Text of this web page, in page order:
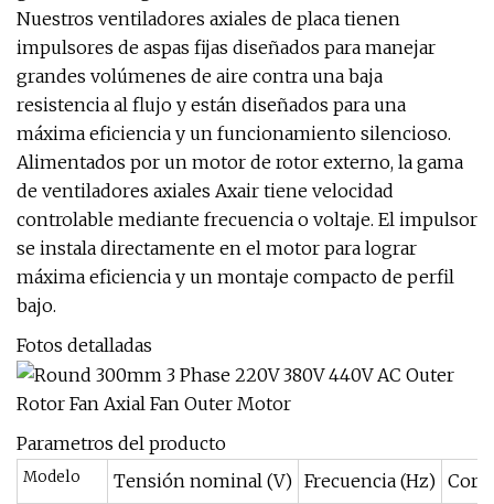
Nuestros ventiladores axiales de placa tienen
impulsores de aspas fijas diseñados para manejar
grandes volúmenes de aire contra una baja
resistencia al flujo y están diseñados para una
máxima eficiencia y un funcionamiento silencioso.
Alimentados por un motor de rotor externo, la gama
de ventiladores axiales Axair tiene velocidad
controlable mediante frecuencia o voltaje. El impulsor
se instala directamente en el motor para lograr
máxima eficiencia y un montaje compacto de perfil
bajo.
Fotos detalladas
Parametros del producto
Modelo Tensión nominal (V) Frecuencia (Hz)